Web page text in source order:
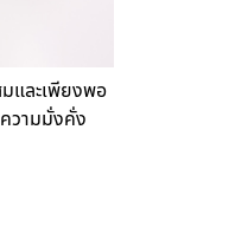
และเพียงพอ
วามมั่งคั่ง